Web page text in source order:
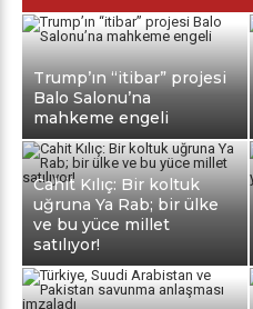
Trump’ın “itibar” projesi
Balo Salonu’na
mahkeme engeli
Cahit Kılıç: Bir koltuk
uğruna Ya Rab; bir ülke
ve bu yüce millet
satılıyor!